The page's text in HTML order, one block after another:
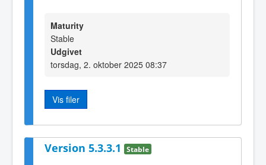
Maturity
Stable
Udgivet
torsdag, 2. oktober 2025 08:37
Vis filer
Version 5.3.3.1 Stable